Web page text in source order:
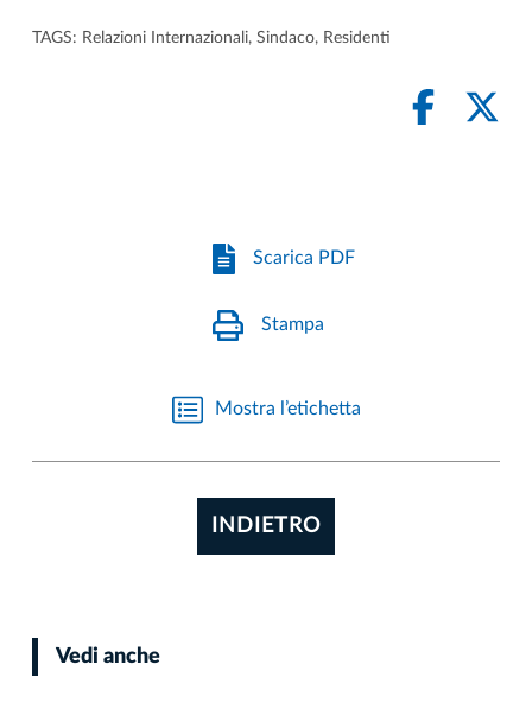
TAGS: Relazioni Internazionali, Sindaco, Residenti
Scarica PDF
Stampa
Mostra l’etichetta
INDIETRO
Vedi anche